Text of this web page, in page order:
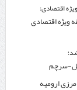
اقتصادی:
ویژه اقتصادی